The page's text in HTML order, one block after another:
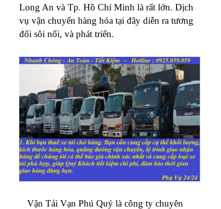
Long An và Tp. Hồ Chí Minh là rất lớn. Dịch
vụ vận chuyển hàng hóa tại đây diễn ra tương
đối sôi nổi, và phát triển.
Vận Tải Vạn Phú Quý là công ty chuyên